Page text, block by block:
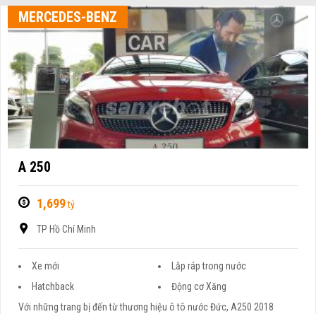
MERCEDES-BENZ
A 250
1,699tỷ
TP Hồ Chí Minh
Xe mới
Lắp ráp trong nước
Hatchback
Động cơ Xăng
Với những trang bị đến từ thương hiệu ô tô nước Đức, A250 2018